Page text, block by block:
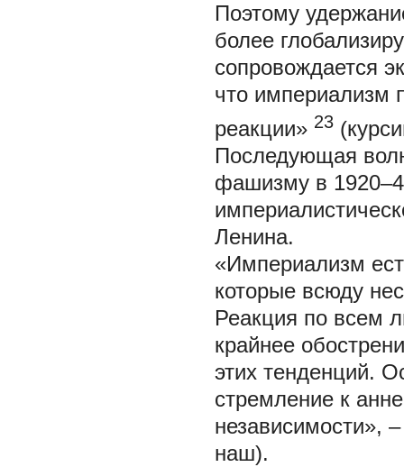
Поэтому
более
сопровождается
что империализм
реакции» 23
Последующая
фашизму в
Ленина.
«Империализм
которые всюду
Реакция по всем
крайнее
этих тенденций.
стремление к
независимости»,
наш).